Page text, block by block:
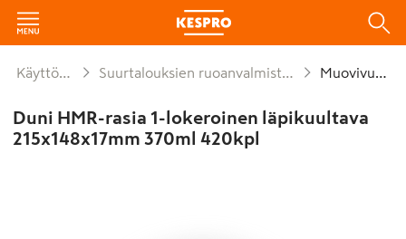
Käyttötavara Suurtalouksien ruoanvalmistusmateriaalit Muovivuoat
Duni HMR-rasia 1-lokeroinen läpikuultava
215x148x17mm 370ml 420kpl